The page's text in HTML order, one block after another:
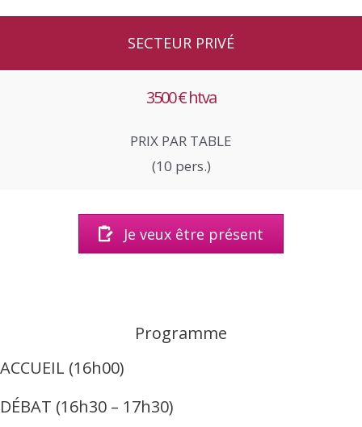
SECTEUR PRIVÉ
3500 € htva
PRIX PAR TABLE
(10 pers.)
Je veux être présent
Programme
ACCUEIL (16h00)
DÉBAT (16h30 – 17h30)